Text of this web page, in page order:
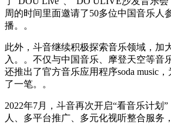
周的时间里面邀请了50多位中国音乐人
播。。
此外，斗音继续积极探索音乐领域，加
入。。不仅与中国音乐、摩登天空等音
还推出了官方音乐应用程序soda music
了一笔。。
2022年7月，斗音再次开启“看音乐计划
人、多平台推广、多元化视听整合服务